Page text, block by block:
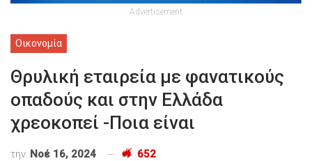
Advertisement
Οικονομία
Θρυλική εταιρεία με φανατικούς
οπαδούς και στην Ελλάδα
χρεοκοπεί -Ποια είναι
την Νοέ 16, 2024 652